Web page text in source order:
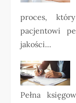
proces,
pacjentowi
jakości…
Pełna